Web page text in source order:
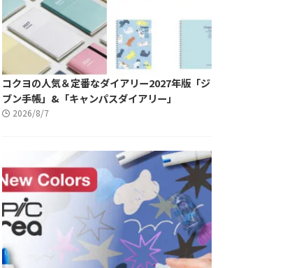
コクヨの人気＆定番なダイアリー2027年版「ジ
ブン手帳」&「キャンパスダイアリー」
2026/8/7